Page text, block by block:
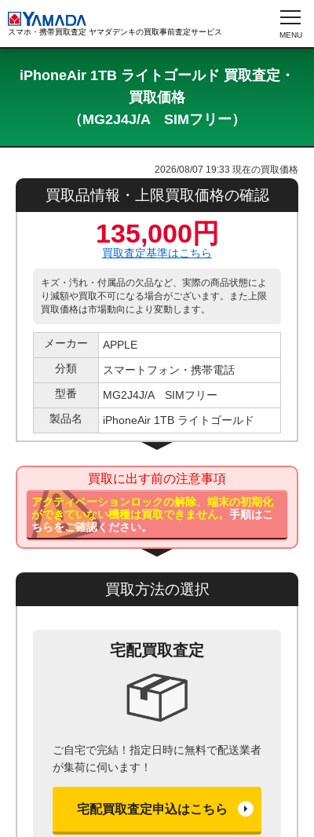
スマホ・携帯買取査定 ヤマダデンキの買取事前査定サービス
iPhoneAir 1TB ライトゴールド 買取査定・
買取価格
（MG2J4J/A SIMフリー）
2026/08/07 19:33 現在の買取価格
買取品情報・上限買取価格の確認
135,000円
買取査定基準はこちら
キズ・汚れ・付属品の欠品など、実際の商品状態によ
り減額や買取不可になる場合がございます。また上限
買取価格は市場動向により変動します。
メーカー
APPLE
分類
スマートフォン・携帯電話
型番
MG2J4J/A SIMフリー
製品名
iPhoneAir 1TB ライトゴールド
買取に出す前の注意事項
アクティベーションロックの解除、端末の初期化
ができていない機種は買取できません。手順はこ
ちらをご確認ください。
買取方法の選択
宅配買取査定
ご自宅で完結！指定日時に無料で配送業者
が集荷に伺います！
宅配買取査定申込はこちら